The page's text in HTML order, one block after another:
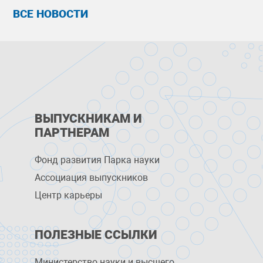
ВСЕ НОВОСТИ
ВЫПУСКНИКАМ И
ПАРТНЕРАМ
Фонд развития Парка науки
Ассоциация выпускников
Центр карьеры
ПОЛЕЗНЫЕ ССЫЛКИ